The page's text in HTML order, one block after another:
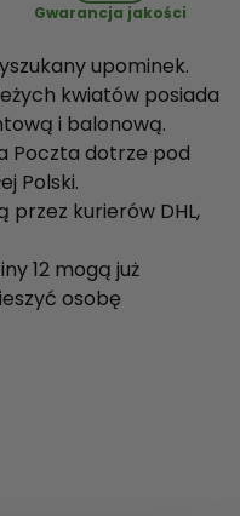
Gwarancja jakości
upominek.
kwiatów posiada
i balonową.
Poczta dotrze pod
Polski.
przez kurierów DHL,
12 mogą już
osobę